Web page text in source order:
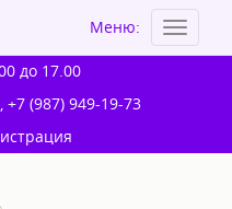
до 17.00
, +7 (987) 949-19-73
Toggle
Меню: